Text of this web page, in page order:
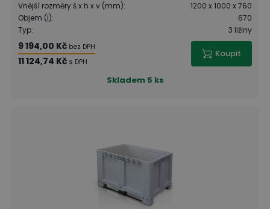
Vnější rozměry š x h x v (mm):
1200 x 1000 x 760
Objem (l):
670
Typ: 3 ližiny
9 194,00 Kč bez DPH
11 124,74 Kč s DPH
Koupit
Skladem 5 ks